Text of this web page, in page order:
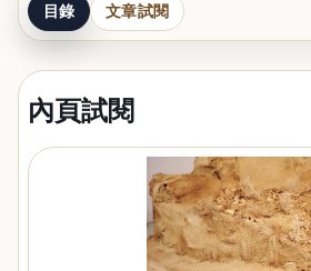
目錄 文章試閱
內頁試閱